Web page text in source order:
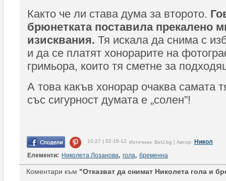
Както че ли става дума за второто.
брюнетката поставила прекалено
изисквания. Тя искала да снима с
и да се платят хонорарите на
гримьора, които тя сметне за
А това какъв хонорар очаква самата
със сигурност думата е „солен”!
10:27 | 02-18-12 Източник: BeU.bg | Автор: Никол
Елементи: Николета Лозанова, гола, бременна
Коментари към "Отказват да снимат Николета гола и